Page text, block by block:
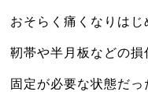
おそらく痛くなりはじ
靭帯や半月板などの損
固定が必要な状態だっ